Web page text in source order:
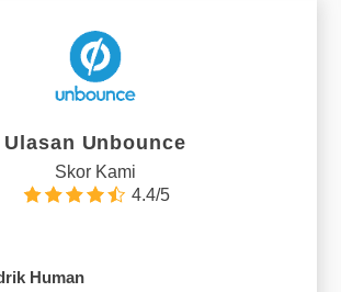
Ulasan Unbounce
Skor Kami
4.4/5
Human